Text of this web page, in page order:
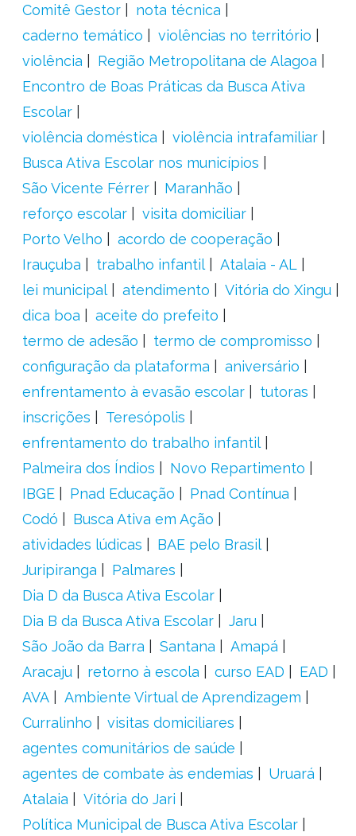
Comitê Gestor
nota técnica
caderno temático
violências no território
violência
Região Metropolitana de Alagoa
Encontro de Boas Práticas da Busca Ativa
Escolar
violência doméstica
violência intrafamiliar
Busca Ativa Escolar nos municípios
São Vicente Férrer
Maranhão
reforço escolar
visita domiciliar
Porto Velho
acordo de cooperação
Irauçuba
trabalho infantil
Atalaia - AL
lei municipal
atendimento
Vitória do Xingu
dica boa
aceite do prefeito
termo de adesão
termo de compromisso
configuração da plataforma
aniversário
enfrentamento à evasão escolar
tutoras
inscrições
Teresópolis
enfrentamento do trabalho infantil
Palmeira dos Índios
Novo Repartimento
IBGE
Pnad Educação
Pnad Contínua
Codó
Busca Ativa em Ação
atividades lúdicas
BAE pelo Brasil
Juripiranga
Palmares
Dia D da Busca Ativa Escolar
Dia B da Busca Ativa Escolar
Jaru
São João da Barra
Santana
Amapá
Aracaju
retorno à escola curso EAD
EAD
AVA
Ambiente Virtual de Aprendizagem
Curralinho
visitas domiciliares
agentes comunitários de saúde
agentes de combate às endemias
Uruará
Atalaia
Vitória do Jari
Política Municipal de Busca Ativa Escolar